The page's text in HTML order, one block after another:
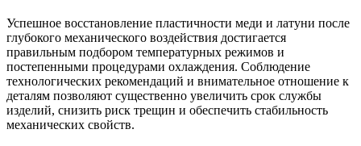
Успешное восстановление пластичности меди и латуни после
глубокого механического воздействия достигается
правильным подбором температурных режимов и
постепенными процедурами охлаждения. Соблюдение
технологических рекомендаций и внимательное отношение к
деталям позволяют существенно увеличить срок службы
изделий, снизить риск трещин и обеспечить стабильность
механических свойств.